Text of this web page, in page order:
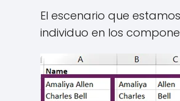
El escenario que
individuo en los